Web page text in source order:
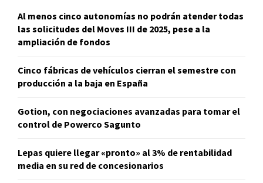
Al menos cinco autonomías no podrán atender todas
las solicitudes del Moves III de 2025, pese a la
ampliación de fondos
Cinco fábricas de vehículos cierran el semestre con
producción a la baja en España
Gotion, con negociaciones avanzadas para tomar el
control de Powerco Sagunto
Lepas quiere llegar «pronto» al 3% de rentabilidad
media en su red de concesionarios